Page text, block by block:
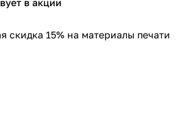
в акции
скидка 15% на материалы печати